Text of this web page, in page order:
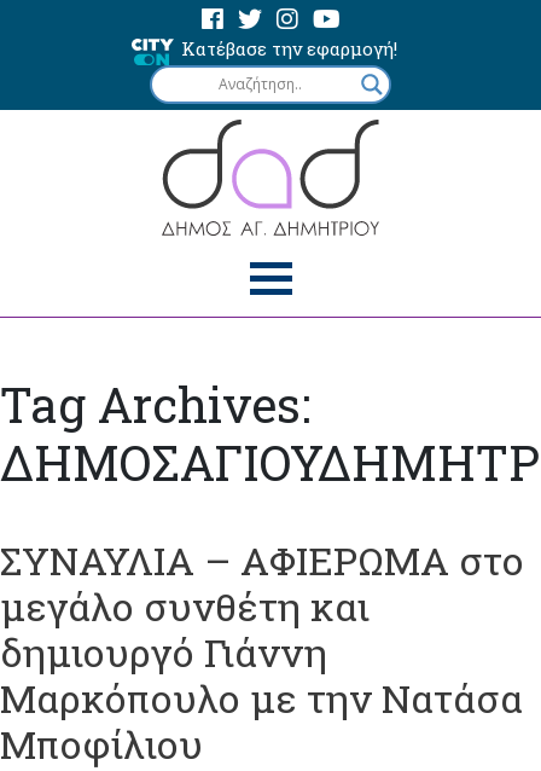
Κατέβασε την εφαρμογή!
Tag Archives:
ΣΥΝΑΥΛΙΑ – ΑΦΙΕΡΩΜΑ στο
μεγάλο συνθέτη και
δημιουργό Γιάννη
Μαρκόπουλο με την Νατάσα
Μποφίλιου